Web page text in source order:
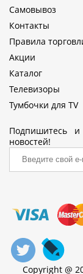
Самовывоз
Контакты
Правила
Акции
Каталог
Телевизоры
Тумбочки для TV
Подпишитесь
новостей!
Copyright @